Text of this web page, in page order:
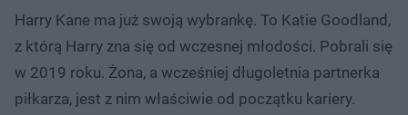
Harry Kane ma już swoją wybrankę. To Katie Goodland,
z którą Harry zna się od wczesnej młodości. Pobrali się
w 2019 roku. Żona, a wcześniej długoletnia partnerka
piłkarza, jest z nim właściwie od początku kariery.